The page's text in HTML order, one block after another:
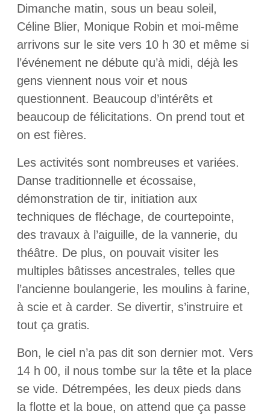
Dimanche matin, sous un beau soleil,
Céline Blier, Monique Robin et moi-même
arrivons sur le site vers 10 h 30 et même si
l’événement ne débute qu’à midi, déjà les
gens viennent nous voir et nous
questionnent. Beaucoup d’intérêts et
beaucoup de félicitations. On prend tout et
on est fières.
Les activités sont nombreuses et variées.
Danse traditionnelle et écossaise,
démonstration de tir, initiation aux
techniques de fléchage, de courtepointe,
des travaux à l’aiguille, de la vannerie, du
théâtre. De plus, on pouvait visiter les
multiples bâtisses ancestrales, telles que
l’ancienne boulangerie, les moulins à farine,
à scie et à carder. Se divertir, s’instruire et
tout ça gratis.
Bon, le ciel n’a pas dit son dernier mot. Vers
14 h 00, il nous tombe sur la tête et la place
se vide. Détrempées, les deux pieds dans
la flotte et la boue, on attend que ça passe